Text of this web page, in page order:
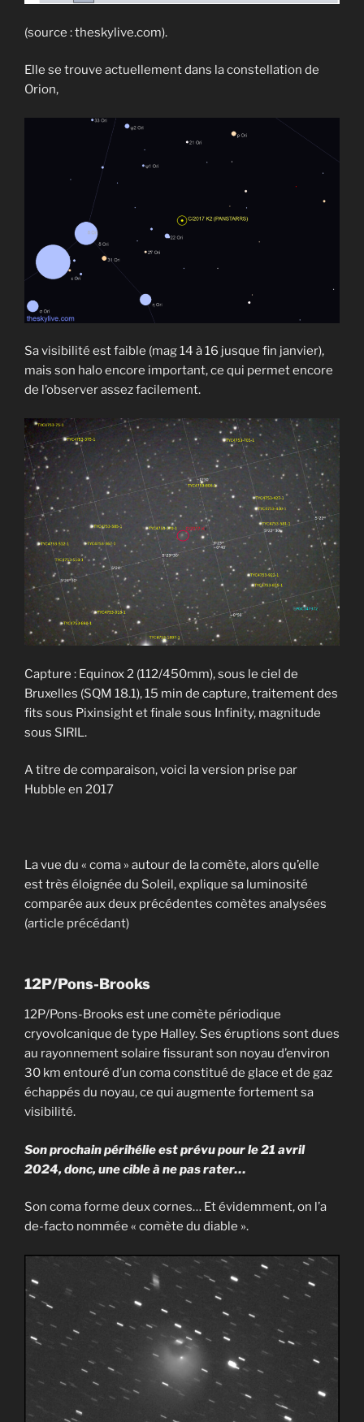
(source : theskylive.com).
Elle se trouve actuellement dans la constellation de
Orion,
Sa visibilité est faible (mag 14 à 16 jusque fin janvier),
mais son halo encore important, ce qui permet encore
de l’observer assez facilement.
Capture : Equinox 2 (112/450mm), sous le ciel de
Bruxelles (SQM 18.1), 15 min de capture, traitement des
fits sous Pixinsight et finale sous Infinity, magnitude
sous SIRIL.
A titre de comparaison, voici la version prise par
Hubble en 2017
La vue du « coma » autour de la comète, alors qu’elle
est très éloignée du Soleil, explique sa luminosité
comparée aux deux précédentes comètes analysées
(article précédant)
12P/Pons-Brooks
12P/Pons-Brooks est une comète périodique
cryovolcanique de type Halley. Ses éruptions sont dues
au rayonnement solaire fissurant son noyau d’environ
30 km entouré d’un coma constitué de glace et de gaz
échappés du noyau, ce qui augmente fortement sa
visibilité.
Son prochain périhélie est prévu pour le 21 avril
2024, donc, une cible à ne pas rater…
Son coma forme deux cornes… Et évidemment, on l’a
de-facto nommée « comète du diable ».